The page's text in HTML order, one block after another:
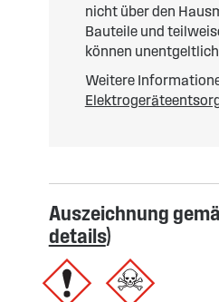
nicht über den
Bauteile und
können
Weitere
Auszeichnung
details)